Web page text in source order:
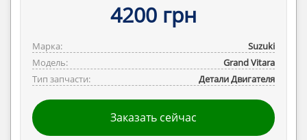
4200 грн
Марка:
Suzuki
Модель:
Grand Vitara
Тип запчасти:
Детали Двигателя
Заказать сейчас